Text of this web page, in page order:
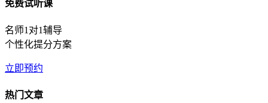
免费试听课
名师1对1辅导
个性化提分方案
立即预约
热门文章